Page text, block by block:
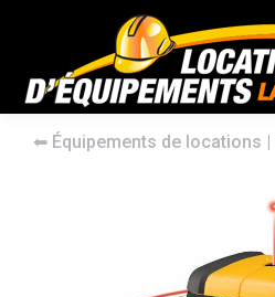
⬅︎ Équipements de locations |